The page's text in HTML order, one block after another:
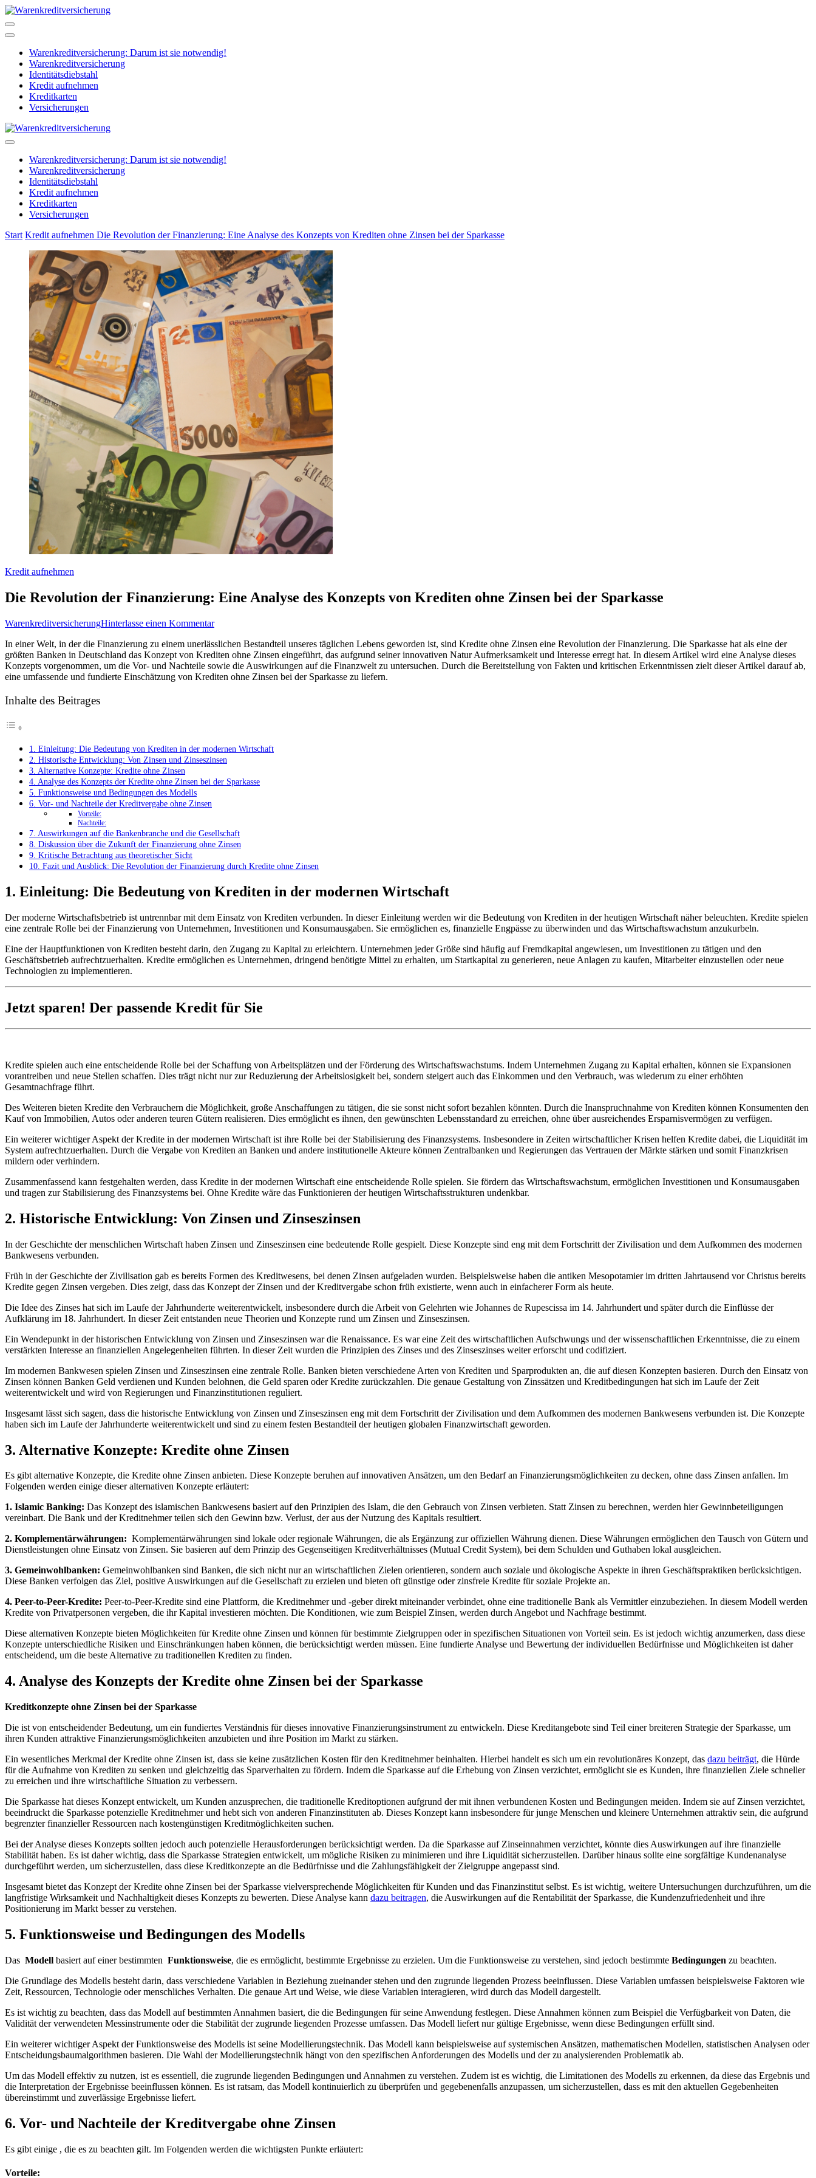
Zum
Inhalt
springen
Warenkreditversicherung: Darum ist sie notwendig!
Warenkreditversicherung
Identitätsdiebstahl
Kredit aufnehmen
Kreditkarten
Versicherungen
Warenkreditversicherung: Darum ist sie notwendig!
Warenkreditversicherung
Identitätsdiebstahl
Kredit aufnehmen
Kreditkarten
Versicherungen
Start Kredit aufnehmen Die Revolution der Finanzierung: Eine Analyse des Konzepts von Krediten ohne Zinsen bei der Sparkasse
Kredit aufnehmen
Die Revolution der Finanzierung: Eine Analyse des Konzepts von Krediten ohne Zinsen bei der Sparkasse
WarenkreditversicherungHinterlasse einen Kommentarzu
Revolution
der
Finanzierung:
Eine
Zinsen
bei
Sparkasse
In einer Welt,⁢ in⁤ der die Finanzierung ⁣zu einem unerlässlichen Bestandteil ​unseres ‍täglichen ‍Lebens geworden ist, sind Kredite ohne Zinsen eine Revolution⁣ der ⁤Finanzierung. ⁤Die ‍Sparkasse hat⁢ als‌ eine der
⁣größten Banken ⁤in Deutschland das Konzept von Krediten ohne Zinsen eingeführt, das aufgrund​ seiner innovativen Natur ⁤Aufmerksamkeit und​ Interesse erregt hat. In diesem Artikel wird eine‌ Analyse dieses
Konzepts ⁣vorgenommen, um die ‍Vor- ⁣und Nachteile sowie die​ Auswirkungen ⁢auf ⁢die‍ Finanzwelt ‌zu untersuchen. ‍Durch die‌ Bereitstellung von Fakten‌ und kritischen ⁣Erkenntnissen‌ zielt dieser Artikel ⁤darauf‌ ab,
eine ‍umfassende und fundierte Einschätzung von Krediten ohne ‍Zinsen‍ bei der ⁢Sparkasse⁤ zu liefern.
Inhalte des Beitrages
1. Einleitung: Die Bedeutung von Krediten in ⁤der modernen Wirtschaft
2.⁣ Historische⁢ Entwicklung: Von Zinsen und ⁣Zinseszinsen
3. Alternative ⁤Konzepte: Kredite ​ohne Zinsen
4. Analyse des Konzepts​ der⁤ Kredite ‌ohne Zinsen bei der Sparkasse
5. Funktionsweise‌ und‌ Bedingungen des⁣ Modells
6. Vor- und​ Nachteile der Kreditvergabe ohne Zinsen
Vorteile:
Nachteile:
7. Auswirkungen auf die Bankenbranche und ​die ​Gesellschaft
8. ‌Diskussion über die ​Zukunft ​der Finanzierung ohne‌ Zinsen
9. Kritische Betrachtung aus theoretischer Sicht
10. Fazit und Ausblick: Die Revolution ‌der Finanzierung durch Kredite ohne ⁤Zinsen
1. Einleitung: Die Bedeutung von Krediten in ⁤der modernen Wirtschaft
Der moderne Wirtschaftsbetrieb ist untrennbar ⁣mit dem Einsatz ⁣von​ Krediten verbunden. In dieser‍ Einleitung werden​ wir die Bedeutung von Krediten in der heutigen Wirtschaft näher beleuchten. Kredite spielen
eine zentrale Rolle‌ bei⁤ der ⁢Finanzierung von Unternehmen, Investitionen und Konsumausgaben.‍ Sie ermöglichen ⁣es, ⁢finanzielle Engpässe zu überwinden und das Wirtschaftswachstum anzukurbeln.
Eine der Hauptfunktionen von Krediten besteht darin, den Zugang⁤ zu ⁢Kapital ​zu erleichtern.⁤ Unternehmen jeder Größe sind ⁢häufig auf Fremdkapital angewiesen, um Investitionen zu​ tätigen und den
Geschäftsbetrieb aufrechtzuerhalten. Kredite ermöglichen es Unternehmen, ⁢dringend ⁢benötigte Mittel‌ zu erhalten, um Startkapital zu generieren,⁤ neue⁤ Anlagen zu ​kaufen, Mitarbeiter einzustellen oder⁣ neue
Technologien zu ⁢implementieren.
Jetzt sparen! Der passende Kredit für Sie
Kredite spielen ​auch ⁣eine entscheidende Rolle bei‌ der‍ Schaffung von Arbeitsplätzen und der Förderung des Wirtschaftswachstums. Indem Unternehmen ⁤Zugang⁤ zu Kapital erhalten, ⁤können sie Expansionen
vorantreiben ⁣und neue Stellen schaffen. Dies trägt nicht nur ​zur‍ Reduzierung der Arbeitslosigkeit bei, sondern steigert auch‌ das⁤ Einkommen ‍und den Verbrauch, was wiederum zu ⁤einer erhöhten
Gesamtnachfrage⁤ führt.
Des Weiteren‍ bieten Kredite den Verbrauchern⁢ die Möglichkeit, große Anschaffungen zu tätigen, die sie sonst nicht sofort‌ bezahlen könnten. Durch die Inanspruchnahme von Krediten können Konsumenten den
Kauf von Immobilien, Autos oder ​anderen teuren Gütern​ realisieren. Dies ‌ermöglicht ⁢es ihnen, den gewünschten​ Lebensstandard zu erreichen, ohne ⁣über ausreichendes ‍Ersparnisvermögen zu verfügen.
Ein weiterer wichtiger Aspekt der Kredite in der ⁢modernen Wirtschaft ist ⁢ihre ⁤Rolle​ bei der Stabilisierung des‌ Finanzsystems. Insbesondere in Zeiten wirtschaftlicher Krisen helfen Kredite dabei, die ⁤Liquidität im
System​ aufrechtzuerhalten. Durch die Vergabe von ​Krediten ⁤an⁢ Banken und andere institutionelle Akteure können Zentralbanken und‍ Regierungen das Vertrauen der ‌Märkte stärken und somit Finanzkrisen
mildern oder verhindern.
Zusammenfassend kann festgehalten werden, dass Kredite in der ⁤modernen ⁣Wirtschaft eine entscheidende Rolle spielen. Sie fördern das‌ Wirtschaftswachstum, ermöglichen Investitionen und Konsumausgaben
und tragen zur Stabilisierung des Finanzsystems ‍bei. ⁢Ohne Kredite wäre das‍ Funktionieren ⁣der ⁢heutigen⁤ Wirtschaftsstrukturen undenkbar.
2.⁣ Historische⁢ Entwicklung: Von Zinsen und ⁣Zinseszinsen
In der Geschichte‌ der menschlichen Wirtschaft ​haben Zinsen und⁤ Zinseszinsen ‌eine bedeutende Rolle ​gespielt. ⁤Diese Konzepte sind eng mit dem Fortschritt der Zivilisation und dem Aufkommen des modernen
Bankwesens verbunden.
Früh in der Geschichte ‍der Zivilisation ​gab es ⁣bereits Formen ‍des Kreditwesens, bei denen Zinsen aufgeladen wurden. Beispielsweise haben die antiken Mesopotamier im‌ dritten Jahrtausend vor Christus bereits
Kredite gegen ⁣Zinsen vergeben. Dies zeigt, dass⁤ das⁤ Konzept der ‍Zinsen und der Kreditvergabe schon früh existierte,⁣ wenn auch in ⁤einfacherer Form als heute.
Die⁢ Idee des ‌Zinses hat​ sich ​im‍ Laufe der ​Jahrhunderte weiterentwickelt, insbesondere durch die Arbeit⁣ von Gelehrten wie Johannes de Rupescissa ⁤im 14.​ Jahrhundert und​ später durch ‌die⁣ Einflüsse​ der⁣
Aufklärung im 18. ⁤Jahrhundert. In dieser Zeit ‌entstanden ​neue Theorien und Konzepte rund‌ um Zinsen und⁢ Zinseszinsen.
Ein Wendepunkt in der historischen‍ Entwicklung von Zinsen ‍und Zinseszinsen war die⁣ Renaissance. Es war eine Zeit des wirtschaftlichen Aufschwungs und der​ wissenschaftlichen‍ Erkenntnisse, ⁣die zu⁢ einem
‌verstärkten Interesse⁤ an finanziellen Angelegenheiten ⁤führten.⁤ In dieser Zeit wurden die Prinzipien ‍des Zinses ⁢und ⁣des Zinseszinses weiter erforscht und codifiziert.
Im modernen Bankwesen spielen Zinsen und Zinseszinsen eine zentrale ‍Rolle. ‌Banken bieten ⁢verschiedene Arten von Krediten und Sparprodukten an,⁤ die‌ auf diesen Konzepten ⁤basieren. Durch den Einsatz von
Zinsen ‌können Banken Geld verdienen und‌ Kunden belohnen, die Geld sparen⁢ oder ⁣Kredite zurückzahlen. Die genaue⁢ Gestaltung von Zinssätzen und ‌Kreditbedingungen‍ hat sich ⁢im Laufe der Zeit
weiterentwickelt und wird ​von Regierungen und Finanzinstitutionen⁣ reguliert.
Insgesamt ‌lässt⁢ sich sagen, dass⁢ die ⁣historische Entwicklung von Zinsen und ‌Zinseszinsen ⁤eng mit dem Fortschritt ⁢der ⁣Zivilisation und dem Aufkommen des modernen Bankwesens verbunden⁢ ist. Die Konzepte
⁢haben sich im Laufe ‍der​ Jahrhunderte‍ weiterentwickelt und sind ⁣zu einem festen ‍Bestandteil der heutigen globalen‌ Finanzwirtschaft geworden.
3. Alternative ⁤Konzepte: Kredite ​ohne Zinsen
Es gibt alternative​ Konzepte, die‌ Kredite⁢ ohne Zinsen anbieten. Diese ‌Konzepte beruhen⁢ auf innovativen Ansätzen, um den Bedarf an Finanzierungsmöglichkeiten⁣ zu ‌decken,⁣ ohne ⁤dass Zinsen anfallen. Im
Folgenden ‍werden einige dieser ⁣alternativen⁢ Konzepte erläutert:
1. Islamic Banking: Das Konzept des islamischen​ Bankwesens basiert ⁢auf⁣ den‌ Prinzipien des‌ Islam, die den Gebrauch⁤ von Zinsen verbieten.‍ Statt Zinsen ‍zu berechnen, werden hier Gewinnbeteiligungen
vereinbart. Die Bank ​und‍ der Kreditnehmer teilen ⁣sich ‍den Gewinn bzw. Verlust, der aus der Nutzung des Kapitals ​resultiert.
2. Komplementärwährungen: ⁤ Komplementärwährungen sind lokale oder‍ regionale ‍Währungen, ‌die⁣ als Ergänzung zur offiziellen Währung dienen. Diese Währungen ermöglichen den ‍Tausch von Gütern⁤ und
Dienstleistungen ⁢ohne Einsatz von ‌Zinsen. Sie basieren auf dem Prinzip des ​Gegenseitigen Kreditverhältnisses (Mutual Credit System), bei⁤ dem Schulden und Guthaben lokal ausgleichen.
3. Gemeinwohlbanken: ⁤Gemeinwohlbanken sind Banken,⁢ die⁢ sich nicht nur an ⁢wirtschaftlichen Zielen orientieren, sondern⁤ auch soziale⁤ und ⁣ökologische Aspekte in ihren Geschäftspraktiken berücksichtigen.
Diese Banken verfolgen das Ziel, positive Auswirkungen auf die Gesellschaft‌ zu erzielen und bieten oft günstige ‍oder ‌zinsfreie ​Kredite für soziale Projekte an.
4. Peer-to-Peer-Kredite: Peer-to-Peer-Kredite⁣ sind eine ⁢Plattform,⁤ die ⁣Kreditnehmer und -geber direkt miteinander verbindet, ohne ‌eine ⁣traditionelle Bank⁤ als Vermittler ​einzubeziehen. In diesem Modell werden
Kredite von‌ Privatpersonen ⁤vergeben,⁢ die​ ihr Kapital investieren‍ möchten. Die Konditionen, wie zum Beispiel ⁣Zinsen, werden ‌durch Angebot und Nachfrage bestimmt.
Diese alternativen Konzepte bieten ‌Möglichkeiten ‌für‍ Kredite ohne Zinsen und ​können für bestimmte ‍Zielgruppen oder​ in spezifischen Situationen ‌von Vorteil sein. Es ⁣ist jedoch wichtig​ anzumerken, dass diese
Konzepte unterschiedliche Risiken und Einschränkungen ​haben ‍können, die berücksichtigt werden müssen. Eine ‍fundierte Analyse ⁤und ‌Bewertung der individuellen Bedürfnisse und Möglichkeiten ist daher
entscheidend, um die beste ‍Alternative ​zu traditionellen⁣ Krediten zu finden.
4. Analyse des Konzepts​ der⁤ Kredite ‌ohne Zinsen bei der Sparkasse
Kreditkonzepte ohne Zinsen ⁤bei der Sparkasse
Die ist ⁣von entscheidender Bedeutung, um ein fundiertes Verständnis⁤ für‌ dieses innovative⁢ Finanzierungsinstrument zu entwickeln. Diese Kreditangebote sind Teil einer breiteren Strategie der Sparkasse, um
ihren ⁤Kunden‍ attraktive Finanzierungsmöglichkeiten anzubieten ‍und ihre Position ⁢im Markt zu stärken.
Ein wesentliches Merkmal ⁤der Kredite ohne ‍Zinsen ist, dass⁣ sie keine ​zusätzlichen Kosten für den Kreditnehmer ‌beinhalten. ​Hierbei⁢ handelt es​ sich um ein revolutionäres Konzept, das dazu beiträgt, die Hürde
für die ⁣Aufnahme von Krediten zu ‍senken und ‍gleichzeitig das Sparverhalten ⁢zu⁢ fördern. Indem die Sparkasse auf die⁢ Erhebung von Zinsen verzichtet,⁣ ermöglicht sie es Kunden, ihre finanziellen⁤ Ziele⁤ schneller
zu erreichen und⁣ ihre wirtschaftliche Situation zu ​verbessern.
Die⁣ Sparkasse hat ⁣dieses Konzept entwickelt, um⁤ Kunden anzusprechen, die traditionelle Kreditoptionen aufgrund der ⁤mit ​ihnen verbundenen⁢ Kosten und Bedingungen meiden. Indem ‌sie ‍auf Zinsen verzichtet,
beeindruckt ‌die Sparkasse ‍potenzielle Kreditnehmer und‌ hebt sich ‌von anderen⁢ Finanzinstituten ab. Dieses⁤ Konzept‌ kann insbesondere für junge Menschen und kleinere⁣ Unternehmen attraktiv sein,‌ die aufgrund
begrenzter finanzieller ⁣Ressourcen nach kostengünstigen Kreditmöglichkeiten⁢ suchen.
Bei der Analyse dieses Konzepts sollten ​jedoch auch potenzielle​ Herausforderungen ⁤berücksichtigt werden.​ Da ⁤die Sparkasse auf‍ Zinseinnahmen⁤ verzichtet, könnte dies‍ Auswirkungen⁣ auf‍ ihre​ finanzielle
Stabilität haben. Es ist daher ⁣wichtig, dass die Sparkasse Strategien entwickelt,‌ um mögliche ​Risiken zu minimieren und ihre ‌Liquidität ⁢sicherzustellen. Darüber hinaus sollte eine sorgfältige Kundenanalyse‌
durchgeführt⁢ werden,‍ um sicherzustellen, dass diese Kreditkonzepte ⁤an die Bedürfnisse und die Zahlungsfähigkeit der⁤ Zielgruppe angepasst⁤ sind.
Insgesamt bietet das​ Konzept ​der Kredite ‌ohne Zinsen bei der‌ Sparkasse vielversprechende ‌Möglichkeiten‍ für ⁢Kunden und das Finanzinstitut⁢ selbst. Es‌ ist ⁢wichtig, weitere Untersuchungen durchzuführen, um ⁤die⁢
langfristige Wirksamkeit und Nachhaltigkeit dieses‍ Konzepts zu bewerten. Diese Analyse kann dazu beitragen, die Auswirkungen auf⁤ die Rentabilität der Sparkasse,​ die Kundenzufriedenheit und‍ ihre
Positionierung⁣ im Markt besser ⁣zu verstehen.
5. Funktionsweise‌ und‌ Bedingungen des⁣ Modells
Das ⁣ Modell basiert auf einer bestimmten ‌ Funktionsweise, die es​ ermöglicht, bestimmte ​Ergebnisse ⁤zu erzielen. Um die Funktionsweise zu verstehen, ⁣sind jedoch ⁤bestimmte‌ Bedingungen zu beachten.
Die Grundlage ‍des Modells ⁢besteht​ darin, dass verschiedene Variablen in Beziehung zueinander stehen und⁤ den zugrunde ‌liegenden Prozess beeinflussen. Diese Variablen umfassen beispielsweise Faktoren wie
Zeit, Ressourcen, Technologie oder menschliches Verhalten. Die genaue Art und Weise, wie ‌diese Variablen interagieren, wird durch das ‌Modell dargestellt.
Es ist wichtig zu beachten, dass das Modell ‌auf bestimmten Annahmen⁤ basiert,‍ die die Bedingungen für ​seine Anwendung festlegen. Diese ‍Annahmen‌ können zum Beispiel die Verfügbarkeit ⁣von⁢ Daten,​ die
Validität der verwendeten Messinstrumente oder die Stabilität der ​zugrunde ‌liegenden Prozesse umfassen. Das Modell liefert nur gültige‍ Ergebnisse,⁣ wenn diese⁢ Bedingungen erfüllt sind.
Ein weiterer⁤ wichtiger‌ Aspekt der Funktionsweise des ‍Modells‍ ist seine Modellierungstechnik. ‌Das Modell kann beispielsweise auf systemischen Ansätzen, mathematischen Modellen, statistischen Analysen oder
Entscheidungsbaumalgorithmen⁤ basieren. Die Wahl der Modellierungstechnik hängt⁣ von den spezifischen Anforderungen des Modells und ‍der zu analysierenden ⁣Problematik ab.
Um das Modell effektiv‍ zu nutzen, ist⁣ es essentiell, die zugrunde liegenden Bedingungen und Annahmen zu verstehen. Zudem ist​ es wichtig, die Limitationen des Modells zu ‍erkennen, da diese das Ergebnis und⁢
die ⁣Interpretation ⁤der Ergebnisse beeinflussen​ können. Es ist ratsam, das Modell kontinuierlich zu überprüfen und gegebenenfalls anzupassen, ⁤um sicherzustellen, dass es mit den aktuellen Gegebenheiten
⁤übereinstimmt und zuverlässige ​Ergebnisse liefert.
6. Vor- und​ Nachteile der Kreditvergabe ohne Zinsen
Es gibt einige , ⁢die es‌ zu beachten gilt.‌ Im‍ Folgenden ‍werden ​die ⁤wichtigsten Punkte‌ erläutert:
Vorteile: